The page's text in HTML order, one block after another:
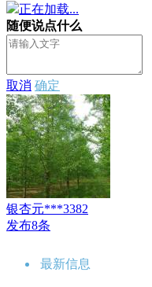
正在加载...
随便说点什么
取消 确定
银杏元***3382
发布8条
最新信息